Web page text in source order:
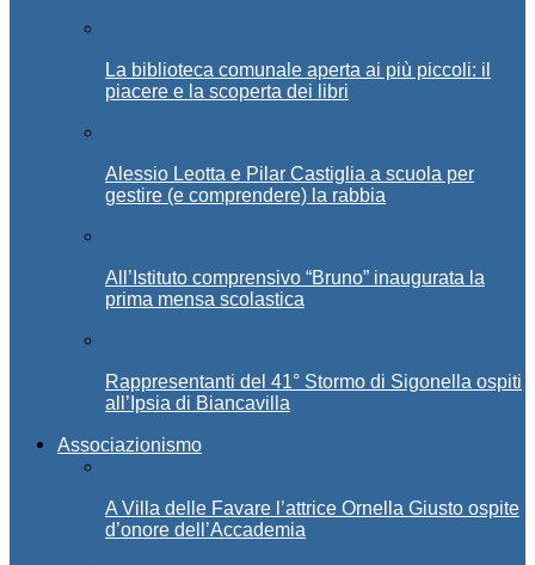
La biblioteca comunale aperta ai più piccoli: il
piacere e la scoperta dei libri
Alessio Leotta e Pilar Castiglia a scuola per
gestire (e comprendere) la rabbia
All’Istituto comprensivo “Bruno” inaugurata la
prima mensa scolastica
Rappresentanti del 41° Stormo di Sigonella ospiti
all’Ipsia di Biancavilla
Associazionismo
A Villa delle Favare l’attrice Ornella Giusto ospite
d’onore dell’Accademia